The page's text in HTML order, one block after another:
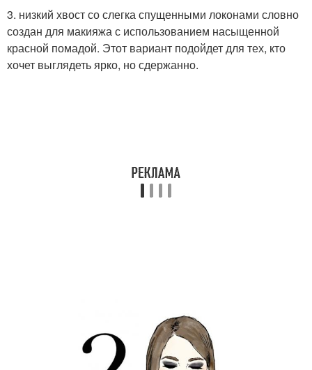
3. низкий хвост со слегка спущенными локонами словно
создан для макияжа с использованием насыщенной
красной помадой. Этот вариант подойдет для тех, кто
хочет выглядеть ярко, но сдержанно.